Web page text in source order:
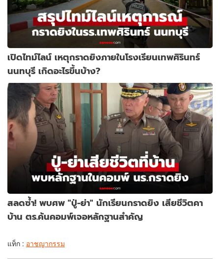
เปิดไทม์ไลน์ เหตุกราดยิงภายในโรงเรียนเทพศิรินทร์
นนทบุรี เกิดอะไรขึ้นบ้าง?
สลดซ้ำ! พบศพ "ปู่-ย่า" นักเรียนกราดยิง เสียชีวิตคา
บ้าน ตร.ค้นคอมพ์เจอหลักฐานสำคัญ
แท็ก : อาชญากรรม